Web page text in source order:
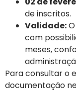
de inscritos.
Validade:
com
meses,
Para consultar o
documentação